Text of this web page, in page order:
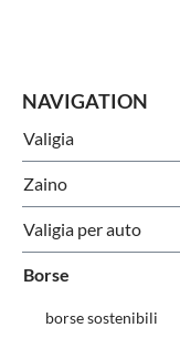
Valigia
Zaino
Valigia per auto
Borse
borse sostenibili